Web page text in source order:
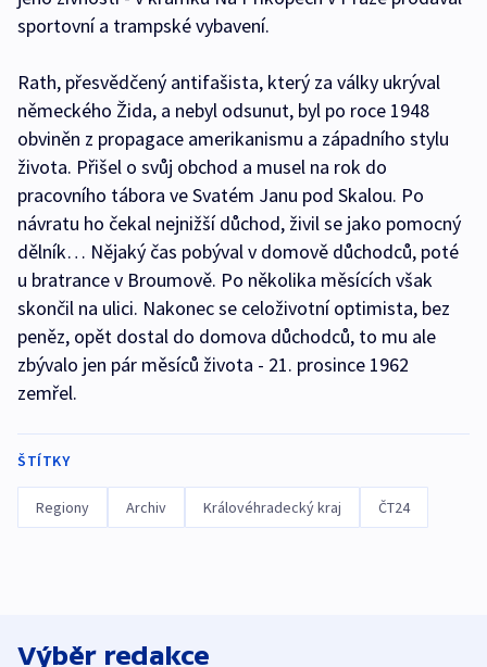
sportovní a trampské vybavení.
Rath, přesvědčený antifašista, který za války ukrýval
německého Žida, a nebyl odsunut, byl po roce 1948
obviněn z propagace amerikanismu a západního stylu
života. Přišel o svůj obchod a musel na rok do
pracovního tábora ve Svatém Janu pod Skalou. Po
návratu ho čekal nejnižší důchod, živil se jako pomocný
dělník… Nějaký čas pobýval v domově důchodců, poté
u bratrance v Broumově. Po několika měsících však
skončil na ulici. Nakonec se celoživotní optimista, bez
peněz, opět dostal do domova důchodců, to mu ale
zbývalo jen pár měsíců života - 21. prosince 1962
zemřel.
ŠTÍTKY
Regiony Archiv Královéhradecký kraj ČT24
Výběr redakce